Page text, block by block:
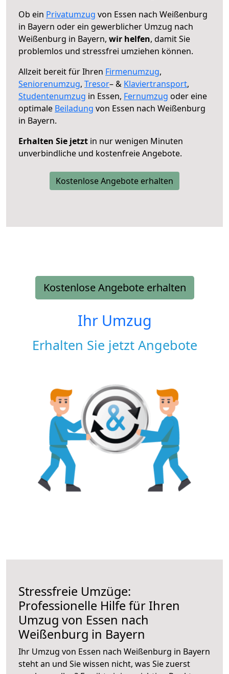
Ob ein Privatumzug von Essen nach Weißenburg
in Bayern oder ein gewerblicher Umzug nach
Weißenburg in Bayern, wir helfen, damit Sie
problemlos und stressfrei umziehen können.
Allzeit bereit für Ihren Firmenumzug,
Seniorenumzug, Tresor– & Klaviertransport,
Studentenumzug in Essen, Fernumzug oder eine
optimale Beiladung von Essen nach Weißenburg
in Bayern.
Erhalten Sie jetzt in nur wenigen Minuten
unverbindliche und kostenfreie Angebote.
Kostenlose Angebote erhalten
Kostenlose Angebote erhalten
Ihr Umzug
Erhalten Sie jetzt Angebote
Stressfreie Umzüge:
Professionelle Hilfe für Ihren
Umzug von Essen nach
Weißenburg in Bayern
Ihr Umzug von Essen nach Weißenburg in Bayern
steht an und Sie wissen nicht, was Sie zuerst